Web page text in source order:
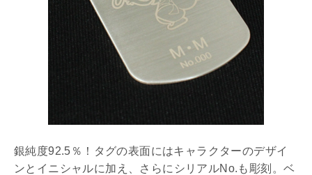
銀純度92.5％！タグの表面にはキャラクターのデザイ
ンとイニシャルに加え、さらにシリアルNo.も彫刻。ベ